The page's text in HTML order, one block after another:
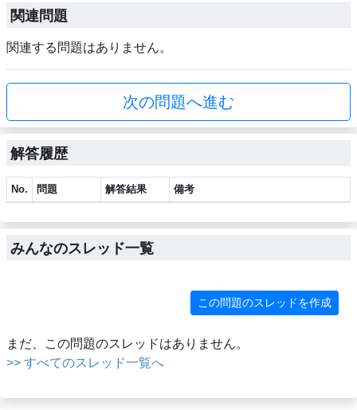
関連問題
関連する問題はありません。
次の問題へ進む
解答履歴
No. 問題 解答結果 備考
みんなのスレッド一覧
この問題のスレッドを作成
まだ、この問題のスレッドはありません。
>> すべてのスレッド一覧へ